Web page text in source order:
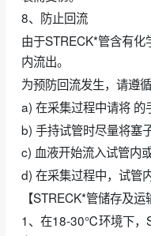
8、防止回流
由于STRECK*管含有
内流出。
为预防回流发生，请遵
a) 在采集过程中请将 的
b) 手持试管时尽量将塞
c) 血液开始流入试管内
d) 在采集过程中，试管
【STRECK*管储存及运
1、在18-30℃环境下，